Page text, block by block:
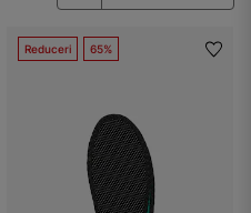
Reduceri 65%